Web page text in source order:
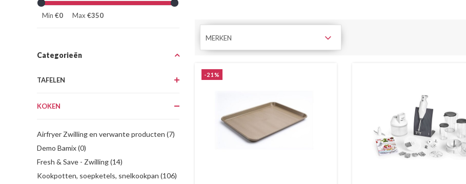
Min €0 Max €350
Categorieën
TAFELEN
KOKEN
Airfryer Zwilling en verwante producten (7)
Demo Bamix (0)
Fresh & Save - Zwilling (14)
Kookpotten, soepketels, snelkookpan (106)
MERKEN
-21%